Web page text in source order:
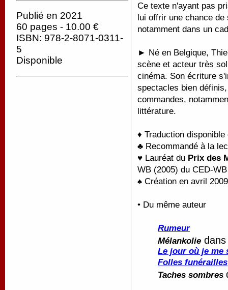
Publié en 2021
60 pages - 10.00 €
ISBN: 978-2-8071-0311-
5
Disponible
Ce texte n'ayant pas
lui offrir une chance
notamment dans un
► Né en Belgique,
scène et acteur très
cinéma. Son écriture
spectacles bien
commandes,
littérature.
♦ Traduction
♣ Recommandé à la
♥ Lauréat du Prix des
WB (2005) du CED-WB
♠ Création en avril
• Du même auteur
Rumeur
Mélankolie
Le jour où je me
Folles funérailles
Taches sombres